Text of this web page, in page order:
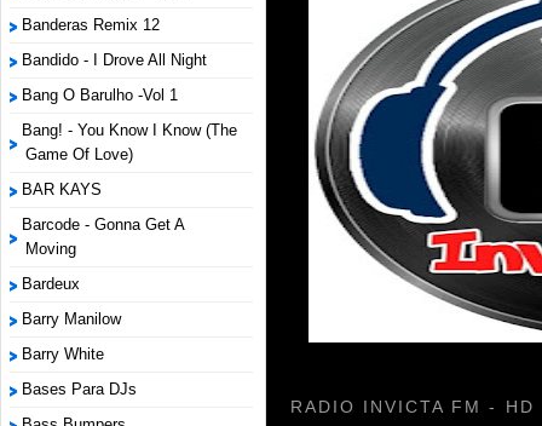
Banderas Remix 12
Bandido - I Drove All Night
Bang O Barulho -Vol 1
Bang! - You Know I Know (The
Game Of Love)
BAR KAYS
Barcode - Gonna Get A
Moving
Bardeux
Barry Manilow
Barry White
Bases Para DJs
RADIO INVICTA FM - HD